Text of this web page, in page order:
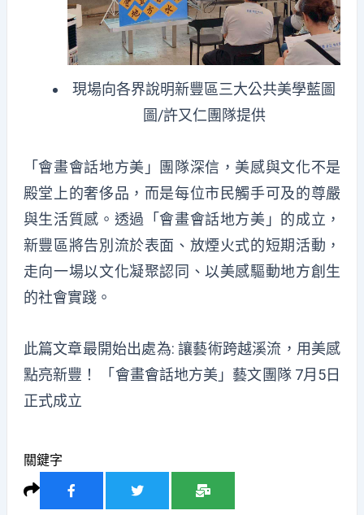
現場向各界說明新豐區三大公共美學藍圖
圖/許又仁團隊提供
「會畫會話地方美」團隊深信，美感與文化不是
殿堂上的奢侈品，而是每位市民觸手可及的尊嚴
與生活質感。透過「會畫會話地方美」的成立，
新豐區將告別流於表面、放煙火式的短期活動，
走向一場以文化凝聚認同、以美感驅動地方創生
的社會實踐。
此篇文章最開始出處為:讓藝術跨越溪流，用美感
點亮新豐！ 「會畫會話地方美」藝文團隊 7月5日
正式成立
關鍵字